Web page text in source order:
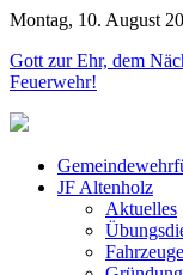
Montag, 10. August
Gott zur Ehr, dem
Feuerwehr!
JF Altenholz
Aktuelles
Fahrzeuge
Jahr
Monat
Jahr
Monat